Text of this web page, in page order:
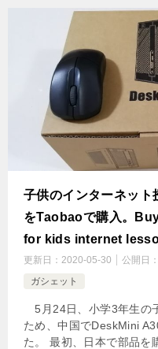
子供のインターネッ
をTaobaoで購入。
for kids internet
更新日： 2020-05-30 公開日：
ガシェット
5月24日、小学3年生の
ため、中国でDeskMini
た。 最初、日本で部品を